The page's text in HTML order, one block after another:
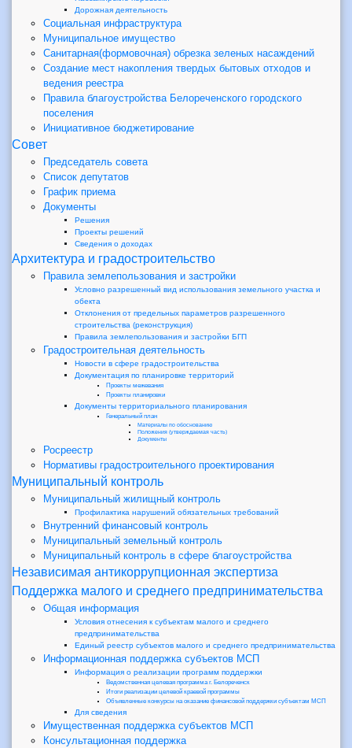
Дорожная деятельность
Социальная инфраструктура
Муниципальное имущество
Санитарная(формовочная) обрезка зеленых насаждений
Создание мест накопления твердых бытовых отходов и
ведения реестра
Правила благоустройства Белореченского городского
поселения
Инициативное бюджетирование
Совет
Председатель совета
Список депутатов
График приема
Документы
Решения
Проекты решений
Сведения о доходах
Архитектура и градостроительство
Правила землепользования и застройки
Условно разрешенный вид использования земельного участка и
обекта
Отклонения от предельных параметров разрешенного
строительства (реконструкция)
Правила землепользования и застройки БГП
Градостроительная деятельность
Новости в сфере градостроительства
Документация по планировке территорий
Проекты межевания
Проекты планировки
Документы территориального планирования
Генеральный план
Материалы по обоснованию
Положения (утверждаемая часть)
Документы
Росреестр
Нормативы градостроительного проектирования
Муниципальный контроль
Муниципальный жилищный контроль
Профилактика нарушений обязательных требований
Внутренний финансовый контроль
Муниципальный земельный контроль
Муниципальный контроль в сфере благоустройства
Независимая антикоррупционная экспертиза
Поддержка малого и среднего предпринимательства
Общая информация
Условия отнесения к субъектам малого и среднего
предпринимательства
Единый реестр субъектов малого и среднего предпринимательства
Информационная поддержка субъектов МСП
Информация о реализации программ поддержки
Ведомственная целевая программа г. Белореченск
Итоги реализации целевой краевой программы
Объявленные конкурсы на оказание финансовой поддержки субъектам МСП
Для сведения
Имущественная поддержка субъектов МСП
Консультационная поддержка